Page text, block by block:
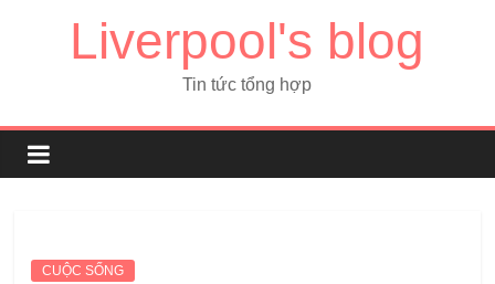
Liverpool's blog
Tin tức tổng hợp
CUỘC SỐNG